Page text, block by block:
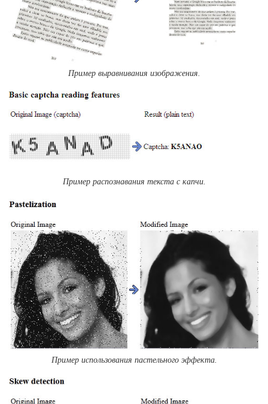
Пример выравнивания изображения.
Пример распознавания текста с капчи.
Пример использования пастельного эффекта.